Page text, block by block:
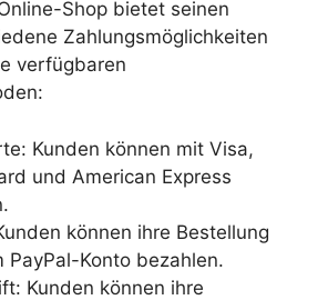
Shop bietet seinen
Zahlungsmöglichkeiten
verfügbaren
Kunden können mit Visa,
und American Express
können ihre Bestellung
PayPal-Konto bezahlen.
Kunden können ihre